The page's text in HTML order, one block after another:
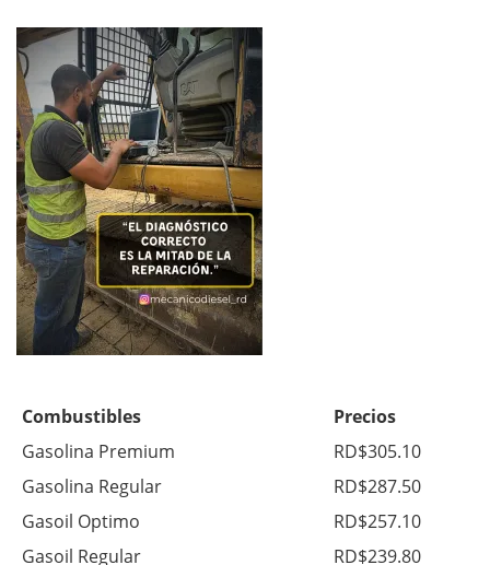
Combustibles
Precios
Gasolina Premium
RD$305.10
Gasolina Regular
RD$287.50
Gasoil Optimo
RD$257.10
Gasoil Regular
RD$239.80